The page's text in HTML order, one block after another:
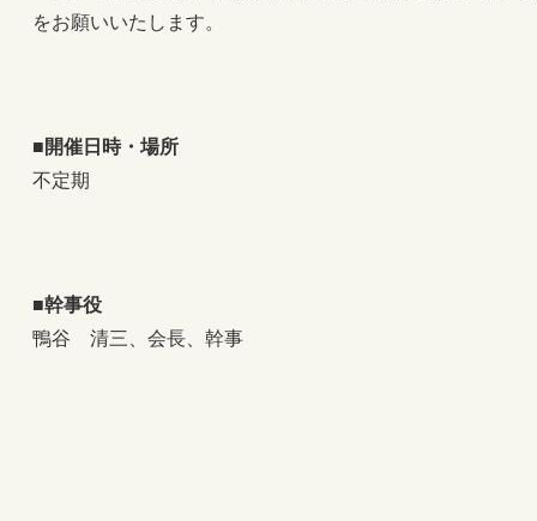
をお願いいたします。 世話
■開催日時・場所
不定期
■幹事役
鴨谷 清三、会長、幹事